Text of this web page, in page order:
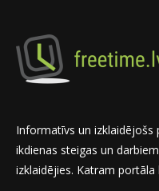
Informatīvs un izklaidējošs
ikdienas steigas un
izklaidējies. Katram